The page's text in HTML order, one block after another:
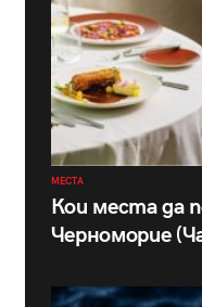
МЕСТА
Кои места да
Черноморие